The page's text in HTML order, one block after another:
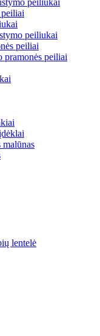
peiliukai
peiliukai
peiliai
pramonės peiliai
lentelė